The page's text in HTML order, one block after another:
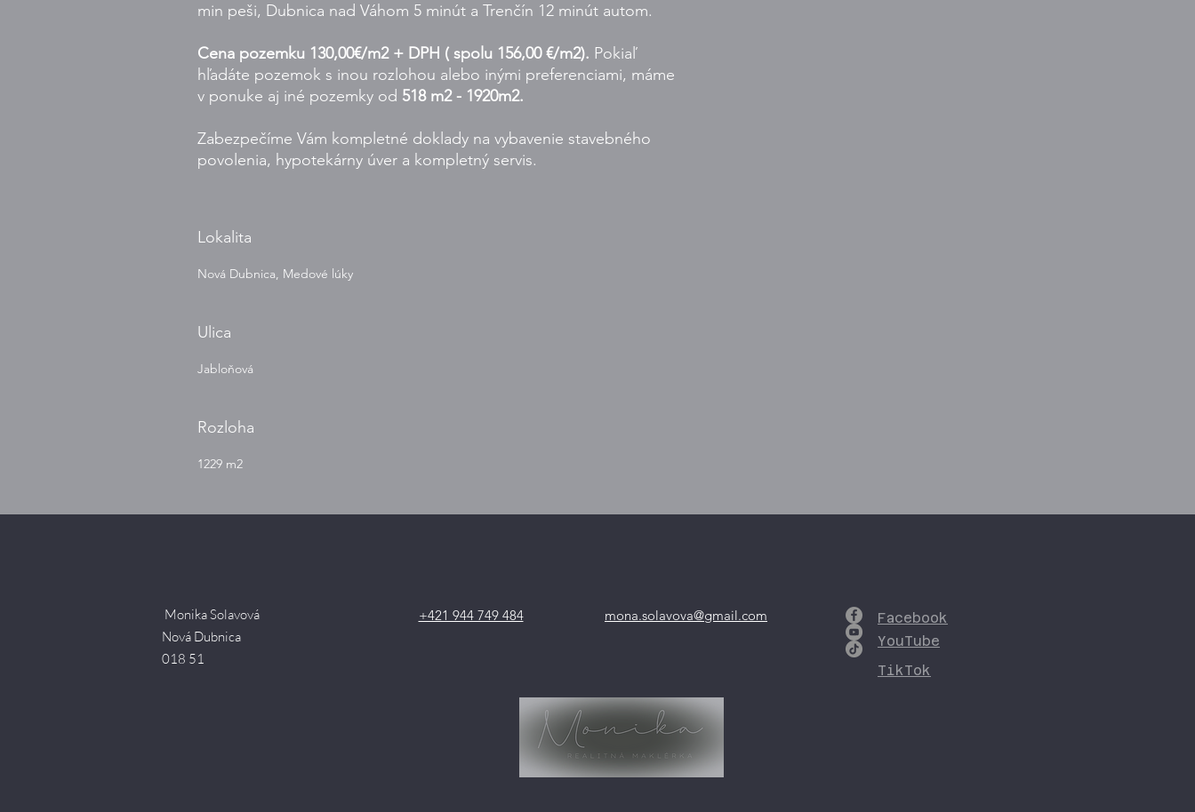
min peši, Dubnica nad Váhom 5 minút a Trenčín 12 minút autom.
Cena pozemku 130,00€/m2 + DPH ( spolu 156,00 €/m2). Pokiaľ
hľadáte pozemok s inou rozlohou alebo inými preferenciami, máme
v ponuke aj iné pozemky od 518 m2 - 1920m2.
Zabezpečíme Vám kompletné doklady na vybavenie stavebného
povolenia, hypotekárny úver a kompletný servis.
Lokalita
Nová Dubnica, Medové lúky
Ulica
Jabloňová
Rozloha
1229 m2
+421 944 749 484
Monika Solavová
Nová Dubnica
018 51
mona.solavova@gmail.com
Facebook
YouTube
TikTok